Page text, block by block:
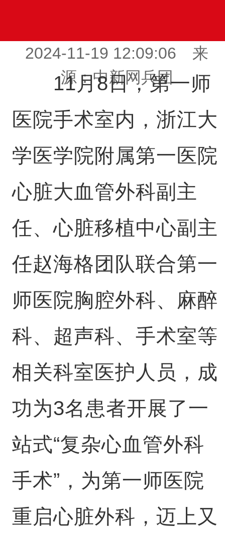
2024-11-19 12:09:06 来
源：中新网兵团
11月8日，第一师
医院手术室内，浙江大
学医学院附属第一医院
心脏大血管外科副主
任、心脏移植中心副主
任赵海格团队联合第一
师医院胸腔外科、麻醉
科、超声科、手术室等
相关科室医护人员，成
功为3名患者开展了一
站式“复杂心血管外科
手术”，为第一师医院
重启心脏外科，迈上又